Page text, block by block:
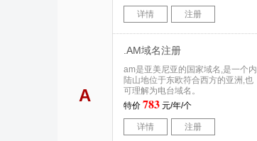
A
详情 注册
.AM域名注册
am是亚美尼亚的国家域名,是一个内
陆山地位于东欧符合西方的亚洲,也
可理解为电台域名。
特价 783 元/年/个
详情 注册